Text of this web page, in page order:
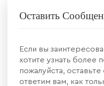
Оставить
Если вы
хотите узнать
пожалуйста,
ответим вам, как